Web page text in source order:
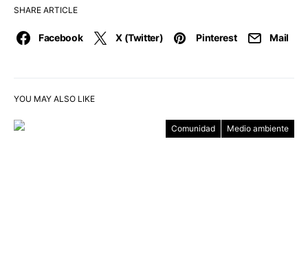
SHARE ARTICLE
Facebook X (Twitter) Pinterest Mail
YOU MAY ALSO LIKE
Comunidad Medio ambiente